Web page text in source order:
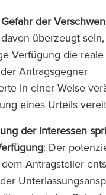
der
überzeugt
Verfügung die
Antragsgegner
in einer Weise
eines Urteils
der Interessen
: Der
Antragsteller